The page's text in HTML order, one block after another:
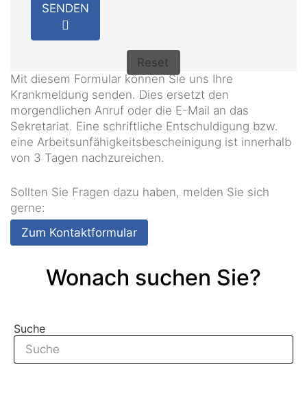
SENDEN
Reset
Mit diesem Formular können Sie uns Ihre
Krankmeldung senden. Dies ersetzt den
morgendlichen Anruf oder die E-Mail an das
Sekretariat. Eine schriftliche Entschuldigung bzw.
eine Arbeitsunfähigkeitsbescheinigung ist innerhalb
von 3 Tagen nachzureichen.
Sollten Sie Fragen dazu haben, melden Sie sich
gerne:
Zum Kontaktformular
Wonach suchen Sie?
Suche